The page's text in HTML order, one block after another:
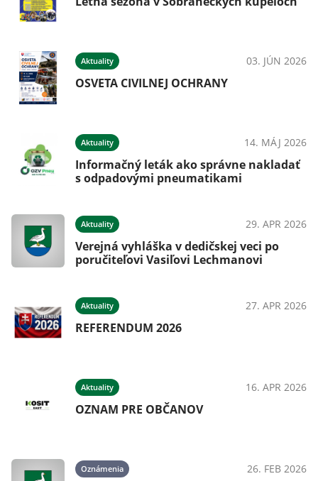
Aktuality 03. JÚN 2026
OSVETA CIVILNEJ OCHRANY
Aktuality 14. MÁJ 2026
Informačný leták ako správne nakladať
s odpadovými pneumatikami
Aktuality 29. APR 2026
Verejná vyhláška v dedičskej veci po
poručiteľovi Vasiľovi Lechmanovi
Aktuality 27. APR 2026
REFERENDUM 2026
Aktuality 16. APR 2026
OZNAM PRE OBČANOV
Oznámenia 26. FEB 2026